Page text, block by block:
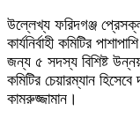
উল্লেখ্য ফরিদগঞ্জ
কার্যনির্বাহী কমিটির
জন্য ৫ সদস্য বিশিষ্ট
কমিটির চেয়ারম্যান
কামরুজ্জামান।